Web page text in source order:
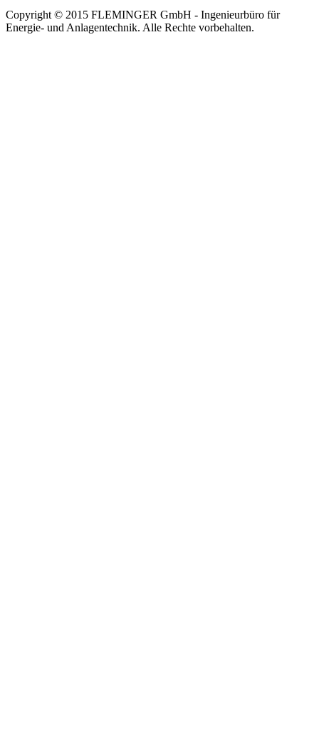
Copyright © 2015 FLEMINGER GmbH - Ingenieurbüro für
Energie- und Anlagentechnik. Alle Rechte vorbehalten.